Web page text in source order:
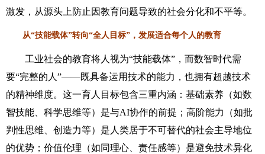
激发，从源头上防止因教育问题导致的社会分化和不平等。
从“技能载体”转向“全人目标”，发展适合每个人的教育
工业社会的教育将人视为“技能载体”，而数智时代需
要“完整的人”——既具备运用技术的能力，也拥有超越技术
的精神维度。这一育人目标包含三重内涵：基础素养（如数
智技能、科学思维等）是与AI协作的前提；高阶能力（如批
判性思维、创造力等）是人类居于不可替代的社会主导地位
的优势；价值伦理（如同理心、责任感等）是避免技术异化